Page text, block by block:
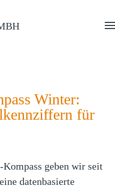
Winter:
für
geben wir seit
datenbasierte